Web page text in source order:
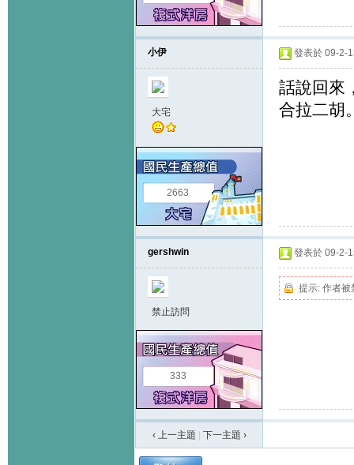
小伊
大宅
2663
發表於 09-2-
話說回來
合拉二胡
gershwin
禁止訪問
333
發表於 09-2-
提示: 作者被
‹ 上一主題 下一主題 ›